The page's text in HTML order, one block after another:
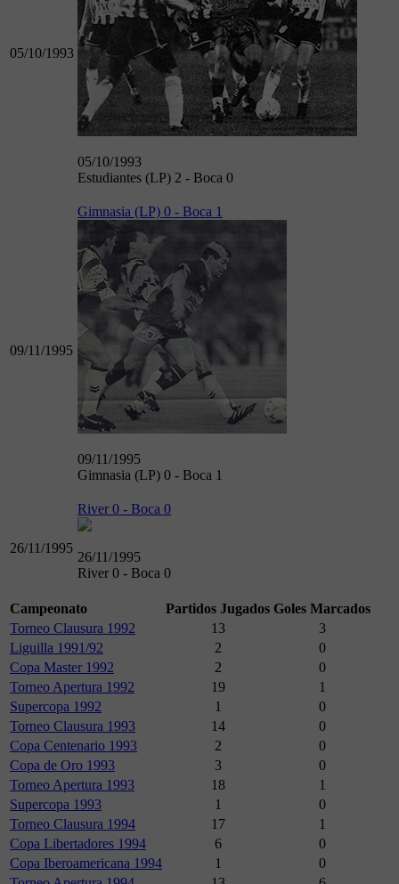
05/10/1993
05/10/1993
Estudiantes (LP) 2 - Boca 0
09/11/1995
Gimnasia (LP) 0 - Boca 1
09/11/1995
Gimnasia (LP) 0 - Boca 1
26/11/1995
River 0 - Boca 0
26/11/1995
River 0 - Boca 0
Campeonato Partidos Jugados Goles Marcados
Torneo Clausura 1992
13
3
Liguilla 1991/92
2
0
Copa Master 1992
2
0
Torneo Apertura 1992
19
1
Supercopa 1992
1
0
Torneo Clausura 1993
14
0
Copa Centenario 1993
2
0
Copa de Oro 1993
3
0
Torneo Apertura 1993
18
1
Supercopa 1993
1
0
Torneo Clausura 1994
17
1
Copa Libertadores 1994
6
0
Copa Iberoamericana 1994
1
0